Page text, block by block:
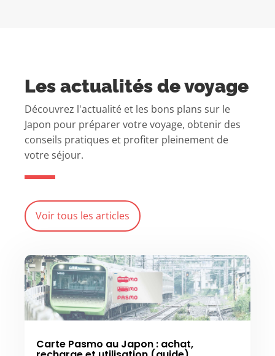
Les actualités de voyage
Découvrez l'actualité et les bons plans sur le
Japon pour préparer votre voyage, obtenir des
conseils pratiques et profiter pleinement de
votre séjour.
Voir tous les articles
Carte Pasmo au Japon : achat,